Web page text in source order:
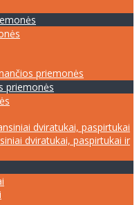
priemonės
priemonės
dviratukai, paspirtukai
dviratukai, paspirtukai ir